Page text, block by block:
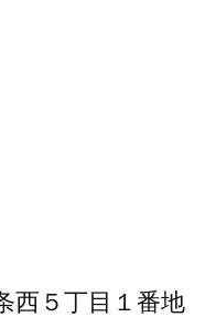
西５丁目１番地